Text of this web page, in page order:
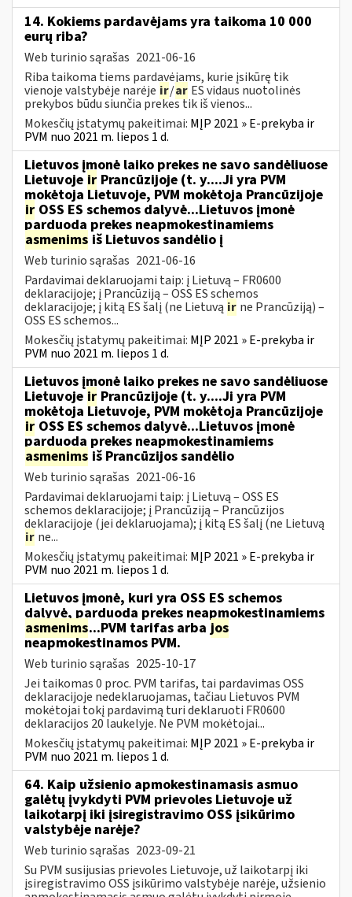
14. Kokiems pardavėjams yra taikoma 10 000
eurų riba?
Web turinio sąrašas 2021-06-16
Riba taikoma tiems pardavėjams, kurie įsikūrę tik
vienoje valstybėje narėje ir/ar ES vidaus nuotolinės
prekybos būdu siunčia prekes tik iš vienos...
Mokesčių įstatymų pakeitimai: MĮP 2021 » E-prekyba ir
PVM nuo 2021 m. liepos 1 d.
Lietuvos įmonė laiko prekes ne savo sandėliuose
Lietuvoje ir Prancūzijoje (t. y....Ji yra PVM
mokėtoja Lietuvoje, PVM mokėtoja Prancūzijoje
ir OSS ES schemos dalyvė...Lietuvos įmonė
parduoda prekes neapmokestinamiems
asmenims iš Lietuvos sandėlio į
Web turinio sąrašas 2021-06-16
Pardavimai deklaruojami taip: į Lietuvą – FR0600
deklaracijoje; į Prancūziją – OSS ES schemos
deklaracijoje; į kitą ES šalį (ne Lietuvą ir ne Prancūziją) –
OSS ES schemos...
Mokesčių įstatymų pakeitimai: MĮP 2021 » E-prekyba ir
PVM nuo 2021 m. liepos 1 d.
Lietuvos įmonė laiko prekes ne savo sandėliuose
Lietuvoje ir Prancūzijoje (t. y....Ji yra PVM
mokėtoja Lietuvoje, PVM mokėtoja Prancūzijoje
ir OSS ES schemos dalyvė...Lietuvos įmonė
parduoda prekes neapmokestinamiems
asmenims iš Prancūzijos sandėlio
Web turinio sąrašas 2021-06-16
Pardavimai deklaruojami taip: į Lietuvą – OSS ES
schemos deklaracijoje; į Prancūziją – Prancūzijos
deklaracijoje (jei deklaruojama); į kitą ES šalį (ne Lietuvą
ir ne...
Mokesčių įstatymų pakeitimai: MĮP 2021 » E-prekyba ir
PVM nuo 2021 m. liepos 1 d.
Lietuvos įmonė, kuri yra OSS ES schemos
dalyvė, parduoda prekes neapmokestinamiems
asmenims...PVM tarifas arba jos
neapmokestinamos PVM.
Web turinio sąrašas 2025-10-17
Jei taikomas 0 proc. PVM tarifas, tai pardavimas OSS
deklaracijoje nedeklaruojamas, tačiau Lietuvos PVM
mokėtojai tokį pardavimą turi deklaruoti FR0600
deklaracijos 20 laukelyje. Ne PVM mokėtojai...
Mokesčių įstatymų pakeitimai: MĮP 2021 » E-prekyba ir
PVM nuo 2021 m. liepos 1 d.
64. Kaip užsienio apmokestinamasis asmuo
galėtų įvykdyti PVM prievoles Lietuvoje už
laikotarpį iki įsiregistravimo OSS įsikūrimo
valstybėje narėje?
Web turinio sąrašas 2023-09-21
Su PVM susijusias prievoles Lietuvoje, už laikotarpį iki
įsiregistravimo OSS įsikūrimo valstybėje narėje, užsienio